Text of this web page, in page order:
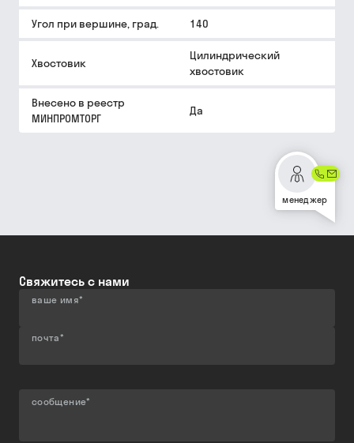
Угол при вершине, град. 140
Хвостовик
Цилиндрический
хвостовик
Внесено в реестр
МИНПРОМТОРГ
Да
менеджер
Свяжитесь с нами
ваше имя*
почта*
сообщение*